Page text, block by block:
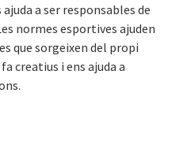
a ser responsables de
normes esportives ajuden
que sorgeixen del propi
creatius i ens ajuda a